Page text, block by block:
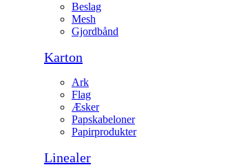
Beslag
Mesh
Gjordbånd
Karton
Ark
Flag
Æsker
Papskabeloner
Papirprodukter
Linealer